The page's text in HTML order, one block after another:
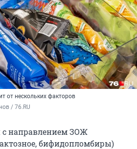
от нескольких факторов
/ 76.RU
направлением ЗОЖ
бифидопломбиры)